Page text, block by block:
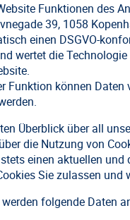
Funktionen des
39, 1058
einen DSGVO-
wertet die
Funktion können
Überblick über all
die Nutzung von
einen aktuellen
Sie zulassen und
folgende Daten